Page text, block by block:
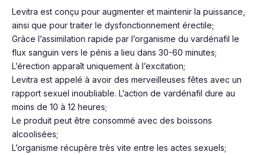
Levitra est conçu pour augmenter et maintenir la puissance,
ainsi que pour traiter le dysfonctionnement érectile;
Grâce l’assimilation rapide par l’organisme du vardénafil le
flux sanguin vers le pénis a lieu dans 30-60 minutes;
L’érection apparaît uniquement à l’excitation;
Levitra est appelé à avoir des merveilleuses fêtes avec un
rapport sexuel inoubliable. L’action de vardénafil dure au
moins de 10 à 12 heures;
Le produit peut être consommé avec des boissons
alcoolisées;
L’organisme récupère très vite entre les actes sexuels;